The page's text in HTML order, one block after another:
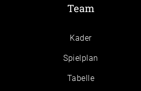
Team
Kader
Spielplan
Tabelle